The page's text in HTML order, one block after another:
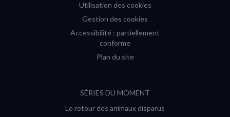
Utilisation des cookies
Gestion des cookies
Accessibilité : partiellement
conforme
Plan du site
SÉRIES DU MOMENT
Le retour des animaux disparus